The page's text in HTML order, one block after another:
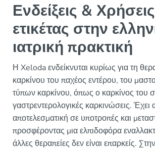
Ενδείξεις &
ετικέτας στην
ιατρική πρακτική
Η Xeloda ενδείκνυται κυρίως για τη
καρκίνου του παχέος εντέρου, του
τύπων καρκίνου, όπως ο καρκίνος του
γαστρεντερολογικές καρκινώσεις. Έχει
αποτελεσματική σε υποτροπές και
προσφέροντας μια ελπιδοφόρα
άλλες θεραπείες δεν είναι επαρκείς.